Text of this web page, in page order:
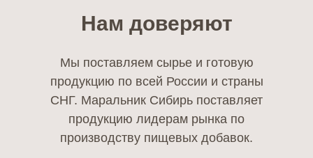
Мы поставляем сырье и готовую
продукцию по всей России и страны
СНГ. Маральник Сибирь поставляет
продукцию лидерам рынка по
производству пищевых добавок.
Нам доверяют